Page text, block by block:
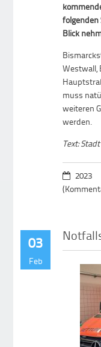
folgenden
Blick
Westwall,
muss
weiteren
werden.
Text:
2023
03
Feb